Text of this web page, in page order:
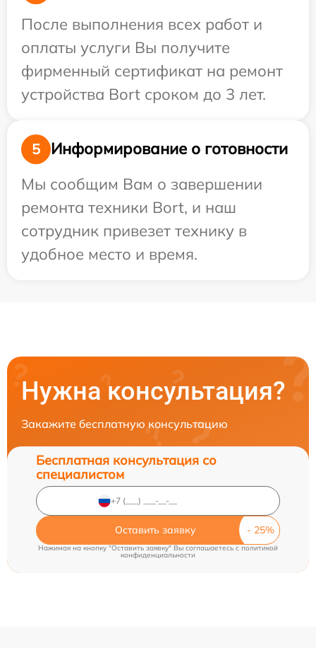
После выполнения всех работ и
оплаты услуги Вы получите
фирменный сертификат на ремонт
устройства Bort сроком до 3 лет.
5
Информирование о готовности
Мы сообщим Вам о завершении
ремонта техники Bort, и наш
сотрудник привезет технику в
удобное место и время.
Нужна консультация?
Закажите бесплатную консультацию
Бесплатная консультация со
специалистом
Оставить заявку
Нажимая на кнопку "Оставить заявку" Вы соглашаетесь cполитикой
конфиденциальности